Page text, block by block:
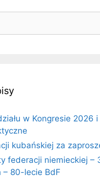
w Kongresie 2026 i
kubańskiej za
federacji niemieckiej –
– 80-lecie BdF